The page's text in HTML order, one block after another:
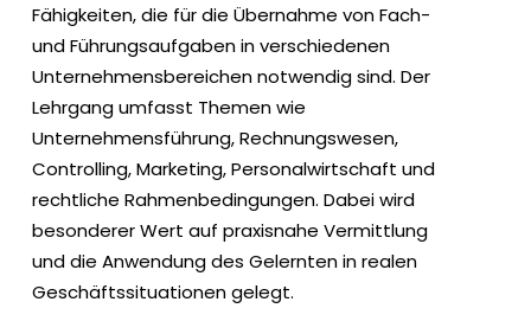
Fähigkeiten, die für die Übernahme von Fach-
und Führungsaufgaben in verschiedenen
Unternehmensbereichen notwendig sind. Der
Lehrgang umfasst Themen wie
Unternehmensführung, Rechnungswesen,
Controlling, Marketing, Personalwirtschaft und
rechtliche Rahmenbedingungen. Dabei wird
besonderer Wert auf praxisnahe Vermittlung
und die Anwendung des Gelernten in realen
Geschäftssituationen gelegt.